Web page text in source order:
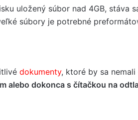
uložený súbor nad 4GB, stáva
súbory je potrebné
dokumenty, ktoré by sa
alebo dokonca s čítačkou na